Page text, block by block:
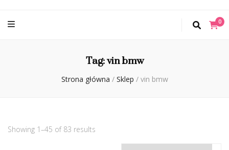
0
Tag:vin bmw
Strona główna / Sklep / vin bmw
Showing 1–45 of 83 results